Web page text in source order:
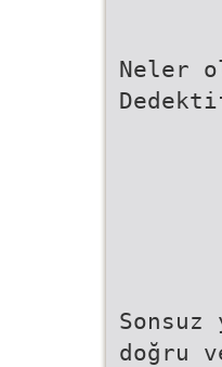
Neler
Sonsuz
doğru